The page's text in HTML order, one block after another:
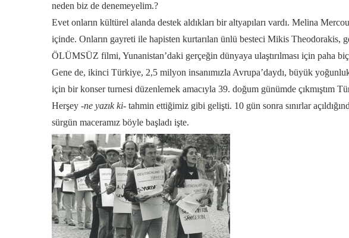
neden biz de denemeyelim.?
Evet onların kültürel alanda destek aldıkları bir altyapıları vardı. Melina
içinde. Onların gayreti ile hapisten kurtarılan ünlü besteci Mikis Theodorakis,
ÖLÜMSÜZ filmi, Yunanistan’daki gerçeğin dünyaya ulaştırılması için paha
Gene de, ikinci Türkiye, 2,5 milyon insanımızla Avrupa’daydı, büyük
için bir konser turnesi düzenlemek amacıyla 39. doğum günümde çıkmıştım
Herşey -ne yazık ki- tahmin ettiğimiz gibi gelişti. 10 gün sonra sınırlar
sürgün maceramız böyle başladı işte.